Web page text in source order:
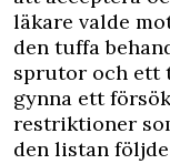
läkare valde
den tuffa
sprutor och ett
gynna ett
restriktioner
den listan